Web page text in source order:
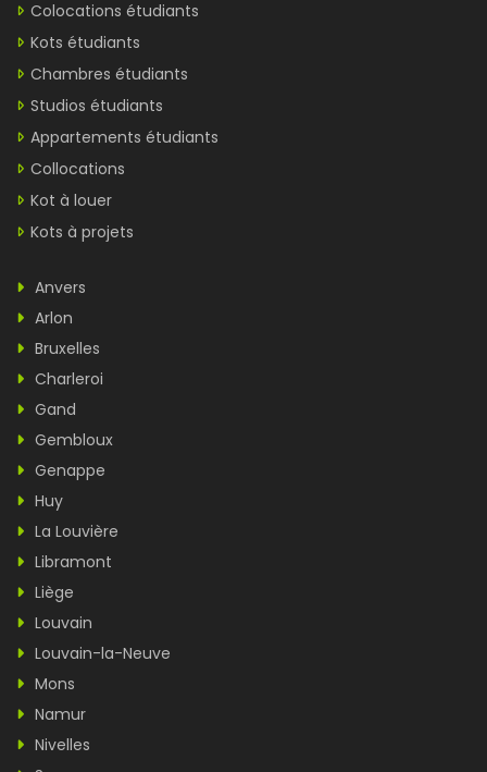
Colocations étudiants
Kots étudiants
Chambres étudiants
Studios étudiants
Appartements étudiants
Collocations
Kot à louer
Kots à projets
Anvers
Arlon
Bruxelles
Charleroi
Gand
Gembloux
Genappe
Huy
La Louvière
Libramont
Liège
Louvain
Louvain-la-Neuve
Mons
Namur
Nivelles